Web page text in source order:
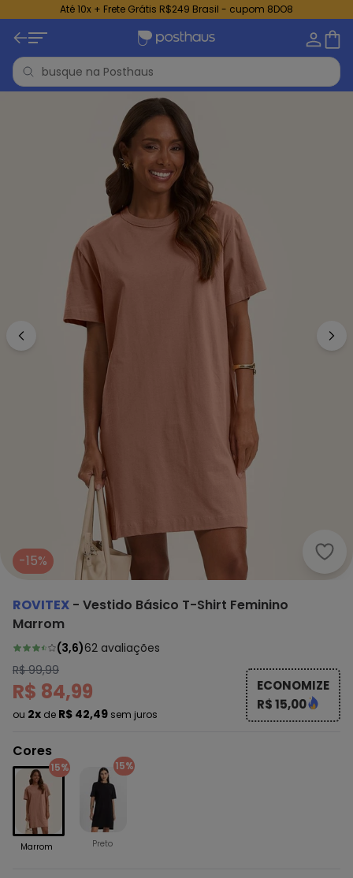
Até 10x + Frete Grátis R$249 Brasil - cupom 8DO8
-15%
ROVITEX - Vestido Básico T-Shirt Feminino
Marrom
(3,6)62 avaliações
R$ 99,99
R$ 84,99
ou 2x de R$ 42,49 sem juros
ECONOMIZE
R$ 15,00
Cores
15%
Marrom
15%
Preto